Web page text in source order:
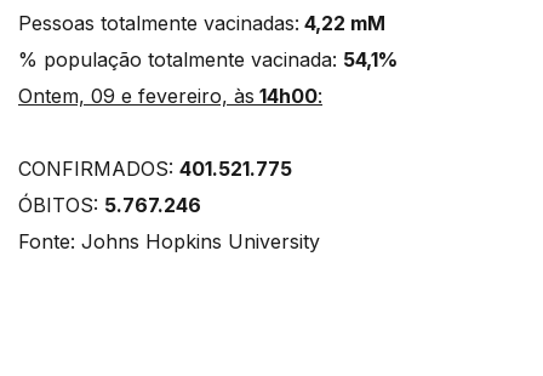
Pessoas totalmente vacinadas: 4,22 mM
% população totalmente vacinada: 54,1%
Ontem, 09 e fevereiro, às 14h00:
CONFIRMADOS: 401.521.775
ÓBITOS: 5.767.246
Fonte: Johns Hopkins University